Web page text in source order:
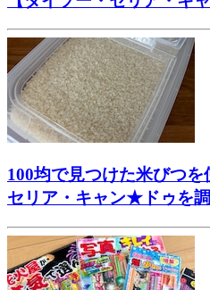
100均で見つけた米びつを
セリア・キャン★ドゥを